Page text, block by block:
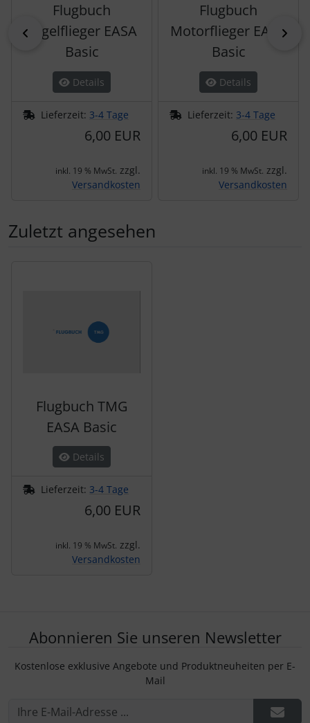
zurück
Flugbuch
Segelflieger EASA
Basic
Details
Lieferzeit: 3-4 Tage
6,00 EUR
inkl. 19 % MwSt. zzgl.
Versandkosten
Flugbuch
Motorflieger EASA
Basic
Details
Lieferzeit: 3-4 Tage
6,00 EUR
inkl. 19 % MwSt. zzgl.
Versandkosten
Zuletzt angesehen
Flugbuch TMG
EASA Basic
Details
Lieferzeit: 3-4 Tage
6,00 EUR
inkl. 19 % MwSt. zzgl.
Versandkosten
Abonnieren Sie unseren Newsletter
Kostenlose exklusive Angebote und Produktneuheiten per E-
Mail